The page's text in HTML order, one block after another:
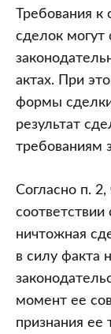
Требования
сделок могут
актах. При
формы
результат
требованиям
Согласно п.
соответствии
ничтожная
в силу факта
момент ее
признания ее